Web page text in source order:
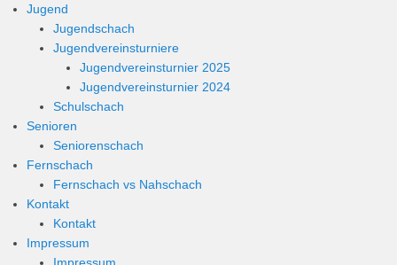
Jugend
Jugendschach
Jugendvereinsturniere
Jugendvereinsturnier 2025
Jugendvereinsturnier 2024
Schulschach
Senioren
Seniorenschach
Fernschach
Fernschach vs Nahschach
Kontakt
Kontakt
Impressum
Impressum